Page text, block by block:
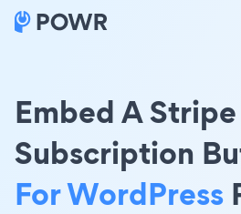
Embed A Stripe
Subscription
For WordPress